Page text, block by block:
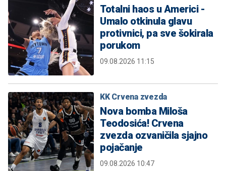
Totalni haos u Americi -
Umalo otkinula glavu
protivnici, pa sve šokirala
porukom
09.08.2026 11:15
KK Crvena zvezda
Nova bomba Miloša
Teodosića! Crvena
zvezda ozvaničila sjajno
pojačanje
09.08.2026 10:47